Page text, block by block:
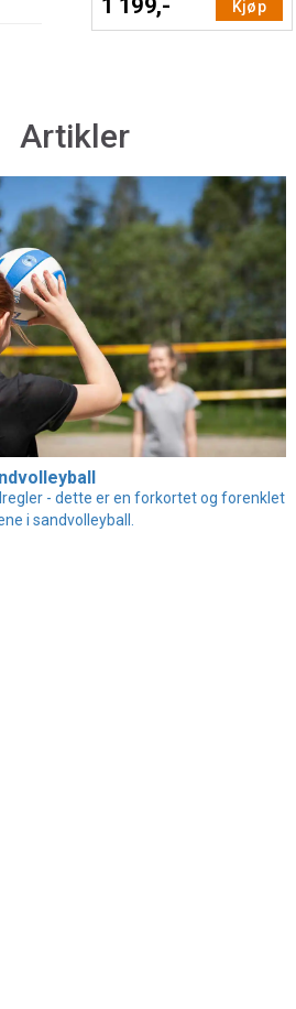
1 199,- Kjøp
Artikler
- dette er en forkortet og forenklet
i sandvolleyball.